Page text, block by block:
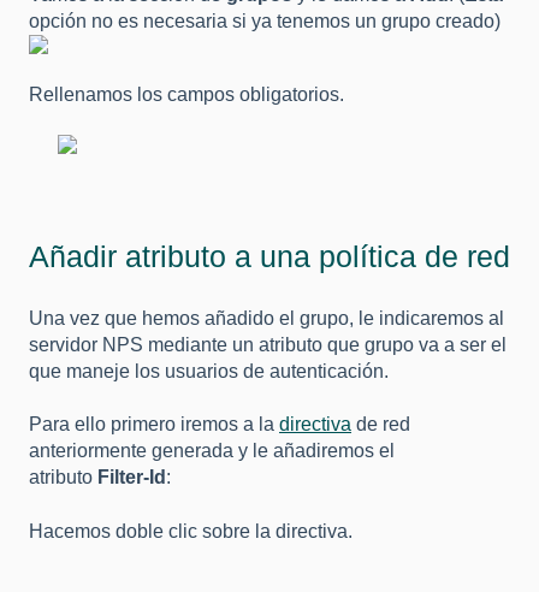
opción no es necesaria si ya tenemos un grupo creado)
Rellenamos los campos obligatorios.
Añadir atributo a una política de red
Una vez que hemos añadido el grupo, le indicaremos al
servidor NPS mediante un atributo que grupo va a ser el
que maneje los usuarios de autenticación.
Para ello primero iremos a la directiva de red
anteriormente generada y le añadiremos el
atributo Filter-Id :
Hacemos doble clic sobre la directiva.